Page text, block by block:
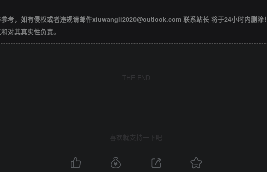
考，如有侵权或者违规请邮件xiuwangli2020@outlook.com 联系站长 将于24小时内删除！
对其真实性负责。
THE END
喜欢就支持一下吧